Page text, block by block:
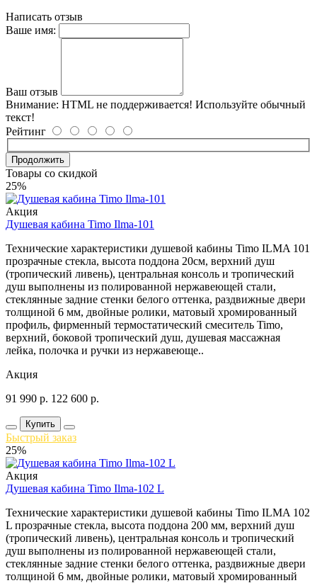
Написать отзыв
Ваше имя:
Ваш отзыв
Внимание: HTML не поддерживается! Используйте обычный
текст!
Рейтинг
Продолжить
Товары со скидкой
25%
Акция
Душевая кабина Timo Ilma-101
Технические характеристики душевой кабины Timo ILMA 101
прозрачные стекла, высота поддона 20см, верхний душ
(тропический ливень), центральная консоль и тропический
душ выполнены из полированной нержавеющей стали,
стеклянные задние стенки белого оттенка, раздвижные двери
толщиной 6 мм, двойные ролики, матовый хромированный
профиль, фирменный термостатический смеситель Timo,
верхний, боковой тропический душ, душевая массажная
лейка, полочка и ручки из нержавеюще..
Акция
91 990 р. 122 600 р.
Купить
Быстрый заказ
25%
Акция
Душевая кабина Timo Ilma-102 L
Технические характеристики душевой кабины Timo ILMA 102
L прозрачные стекла, высота поддона 200 мм, верхний душ
(тропический ливень), центральная консоль и тропический
душ выполнены из полированной нержавеющей стали,
стеклянные задние стенки белого оттенка, раздвижные двери
толщиной 6 мм, двойные ролики, матовый хромированный